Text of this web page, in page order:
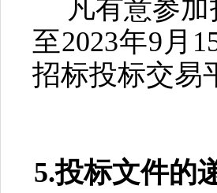
凡有意参
至2023年9 月
招标投标交易
5.投标文件的